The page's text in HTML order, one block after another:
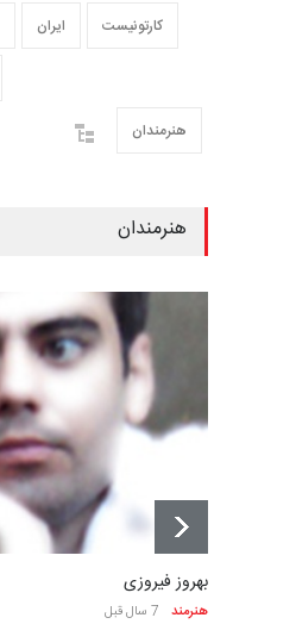
ایران کارتونیست
هنرمندان
هنرمندان
بهروز فیروزی
هنرمند 7 سال قبل